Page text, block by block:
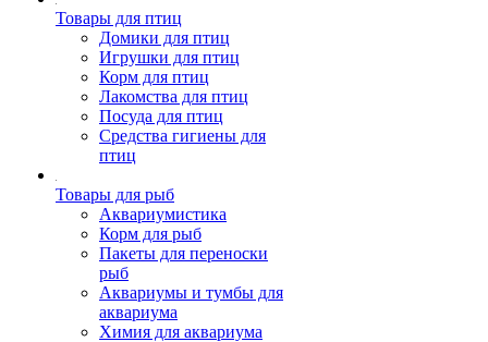
Товары для птиц
Домики для птиц
Игрушки для птиц
Корм для птиц
Лакомства для птиц
Посуда для птиц
Средства гигиены для
птиц
Товары для рыб
Аквариумистика
Корм для рыб
Пакеты для переноски
рыб
Аквариумы и тумбы для
аквариума
Химия для аквариума